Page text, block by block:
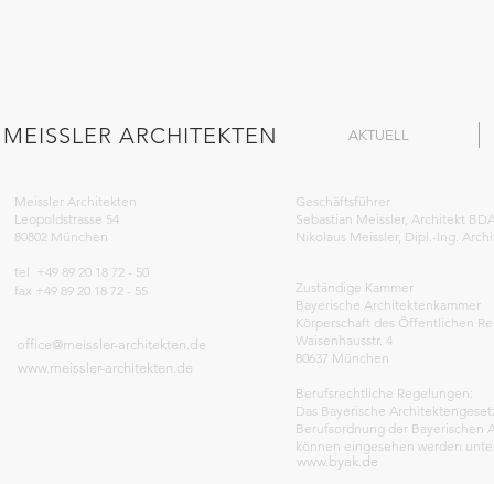
AKTUELL
MEISSLER ARCHITEKTEN
Meissler Architekten
Leopoldstrasse 54
80802 München
tel +49 89 20 18 72 - 50
fax +49 89 20 18 72 - 55
office@meissler-architekten.de
www.meissler-architekten.de
Geschäftsführer
Sebastian Meissler, Architekt
Nikolaus Meissler, Dipl.-Ing.
Zuständige Kammer
Bayerische Architektenkammer
Körperschaft des Öffentlichen
Waisenhausstr. 4
80637 München
www.byak.de
Berufsrechtliche Regelungen:
Das Bayerische
Berufsordnung der Bayerischen
können eingesehen werden